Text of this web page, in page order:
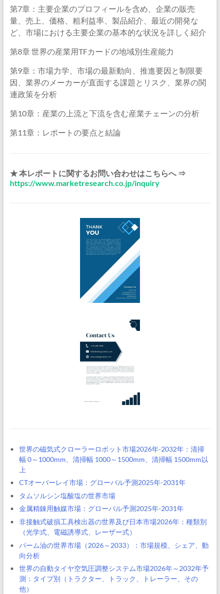
第7章：主要企業のプロフィールを含め、企業の販売
量、売上、価格、粗利益率、製品紹介、最近の開発な
ど、市場における主要企業の基本的な状況を詳しく紹介
第8章 世界の産業用TFカードの地域別生産能力
第9章：市場力学、市場の最新動向、推進要因と制限要
因、業界のメーカーが直面する課題とリスク、業界の関
連政策を分析
第10章：産業の上流と下流を含む産業チェーンの分析
第11章：レポートの要点と結論
★ 本レポートに関するお問い合わせはこちらへ ⇒
https://www.marketresearch.co.jp/inquiry
世界の磁気式クローラーロボット市場2026年-2032年：清掃
幅 0～1000mm、清掃幅 1000～1500mm、清掃幅 1500mm以
上
CTオーバーレイ市場：グローバル予測2025年-2031年
タムソルシン塩酸塩の世界市場
金属精錬用触媒市場：グローバル予測2025年-2031年
非接触式破損工具検出器の世界及び日本市場2026年：種類別
（光学式、電磁誘導式、レーザー式）
パーム油の世界市場（2026～2033）：市場規模、シェア、動
向分析
世界の自動タイヤ空気圧調整システム市場2026年～2032年予
測：タイプ別（トラクター、トラック、トレーラー、その
他）